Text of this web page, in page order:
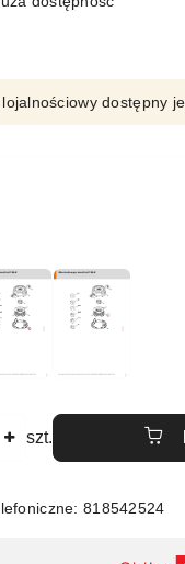
dostępny
szt.
818542524